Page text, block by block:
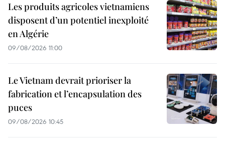
Les produits agricoles vietnamiens
disposent d’un potentiel inexploité
en Algérie
09/08/2026 11:00
Le Vietnam devrait prioriser la
fabrication et l’encapsulation des
puces
09/08/2026 10:45